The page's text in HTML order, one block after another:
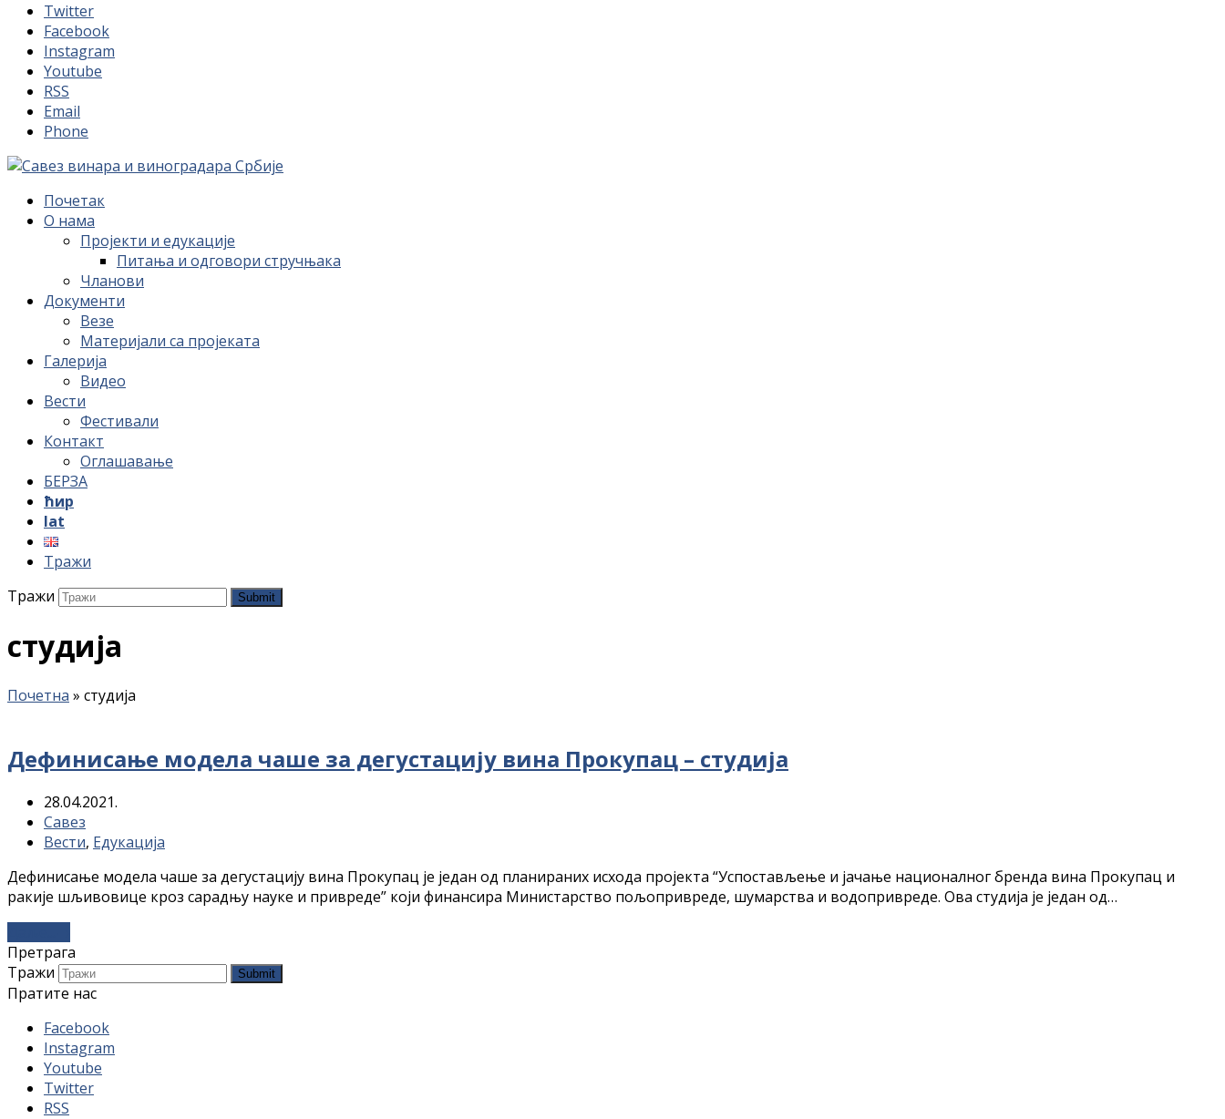
Twitter
Facebook
Instagram
Youtube
RSS
Email
Phone
Почетак
О нама
Пројекти и едукације
Питања и одговори стручњака
Чланови
Документи
Везе
Материјали са пројеката
Галерија
Видео
Вести
Фестивали
Контакт
Оглашавање
БЕРЗА
ћир
lat
Тражи
Тражи
Submit
студија
Почетна » студија
Дефинисање модела чаше за дегустацију вина Прокупац – студија
28.04.2021.
Савез
Вести, Едукација
Дефинисање модела чаше за дегустацију вина Прокупац је један од планираних исхода пројекта “Успостављење и јачање националног бренда вина Прокупац и
ракије шљивовице кроз сарадњу науке и привреде” који финансира Министарство пољопривреде, шумарства и водопривреде. Ова студија је један од…
Претрага
Тражи
Submit
Пратите нас
Facebook
Instagram
Youtube
Twitter
RSS